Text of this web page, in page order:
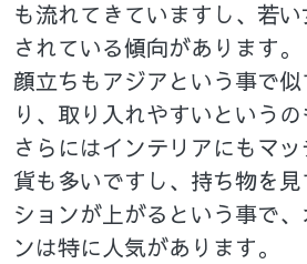
も流れてきていますし、若
されている傾向があります。
顔立ちもアジアという事で
り、取り入れやすいというの
さらにはインテリアにもマ
貨も多いですし、持ち物を
ションが上がるという事で
ンは特に人気があります。